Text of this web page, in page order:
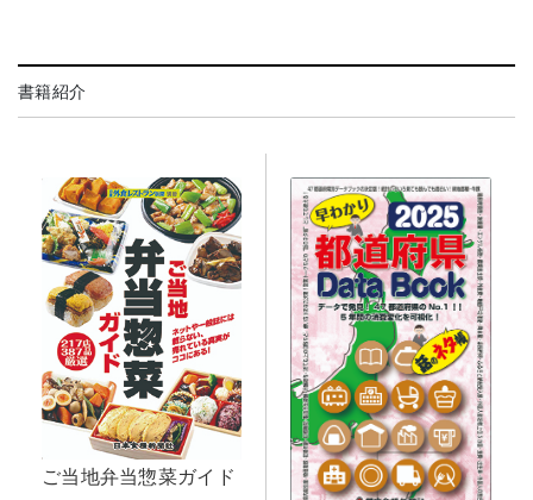
書籍紹介
ご当地弁当惣菜ガイド